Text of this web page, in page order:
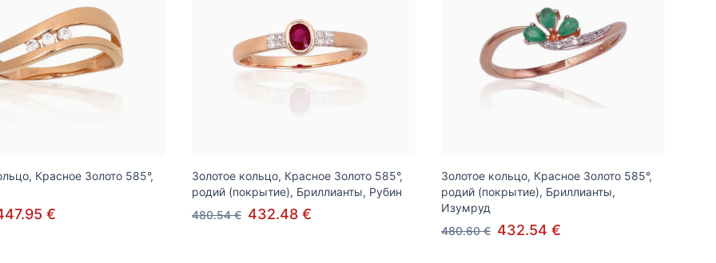
Красное Золото 585°,
€
Золотое кольцо, Красное Золото 585°,
родий (покрытие), Бриллианты, Рубин
480.54 € 432.48 €
Золотое кольцо, Красное Золото 585°,
родий (покрытие), Бриллианты,
Изумруд
480.60 € 432.54 €